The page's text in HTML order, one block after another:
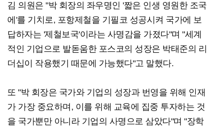
김 의원은 "박 회장의 좌우명인 '짧은 인생 영원한 조국
에'를 기치로, 포항제철을 기필코 성공시켜 국가에 보
답하자는 '제철보국'이라는 사명감을 가졌다"며 "세계
적인 기업으로 발돋움한 포스코의 성장은 박태준의 리
더십이 작용했기 때문에 가능했다"고 말했다.
또 "박 회장은 국가와 기업의 성장과 번영을 위해 인재
가 가장 중요하며, 이를 위해 교육에 집중 투자하는 것
을 국가뿐만 아니라 기업의 사명으로 삼았다"며 "장학